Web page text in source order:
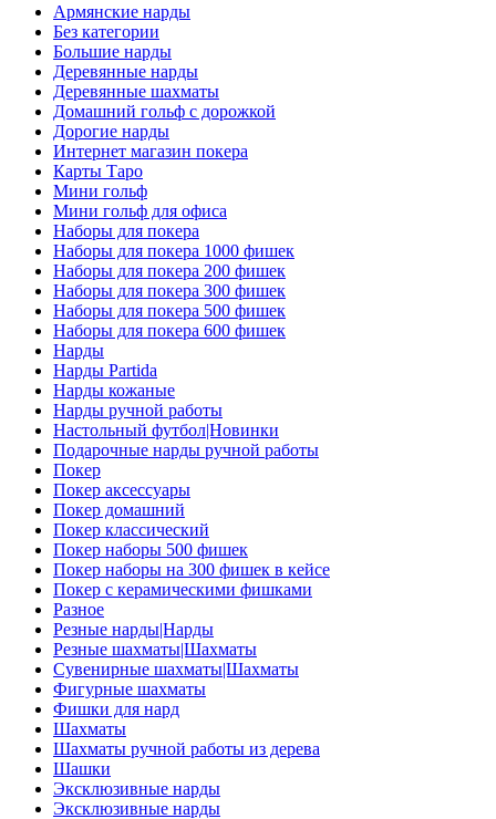
Армянские нарды
Без категории
Большие нарды
Деревянные нарды
Деревянные шахматы
Домашний гольф с дорожкой
Дорогие нарды
Интернет магазин покера
Карты Таро
Мини гольф
Мини гольф для офиса
Наборы для покера
Наборы для покера 1000 фишек
Наборы для покера 200 фишек
Наборы для покера 300 фишек
Наборы для покера 500 фишек
Наборы для покера 600 фишек
Нарды
Нарды Partida
Нарды кожаные
Нарды ручной работы
Настольный футбол|Новинки
Подарочные нарды ручной работы
Покер
Покер аксессуары
Покер домашний
Покер классический
Покер наборы 500 фишек
Покер наборы на 300 фишек в кейсе
Покер с керамическими фишками
Разное
Резные нарды|Нарды
Резные шахматы|Шахматы
Сувенирные шахматы|Шахматы
Фигурные шахматы
Фишки для нард
Шахматы
Шахматы ручной работы из дерева
Шашки
Эксклюзивные нарды
Эксклюзивные нарды